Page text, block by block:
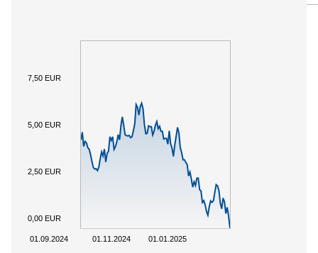
01.11.2024 01.01.2025
01.09.2024
0,00 EUR
2,50 EUR
5,00 EUR
7,50 EUR